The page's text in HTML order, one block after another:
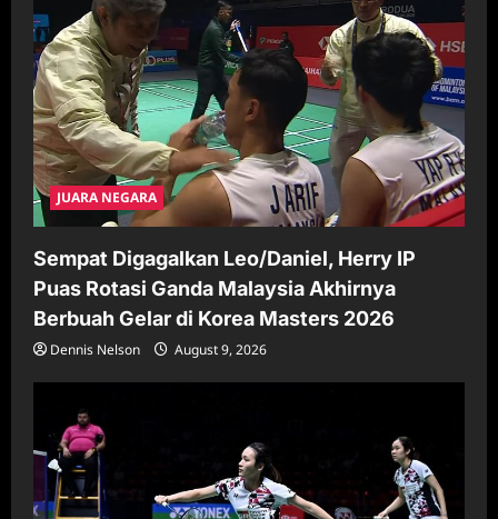
JUARA NEGARA
Sempat Digagalkan Leo/Daniel, Herry IP
Puas Rotasi Ganda Malaysia Akhirnya
Berbuah Gelar di Korea Masters 2026
Dennis Nelson August 9, 2026